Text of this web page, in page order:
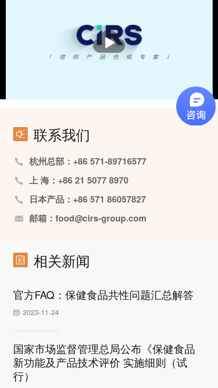
播
放
联系我们
杭州总部：+86 571-89716577
上 海：+86 21 5077 8970
日本产品：+86 571 86057827
邮箱：food@cirs-group.com
相关新闻
官方FAQ：保健食品共性问题汇总解答
2023-11-24
国家市场监督管理总局公布《保健食品
新功能及产品技术评价 实施细则（试
行）